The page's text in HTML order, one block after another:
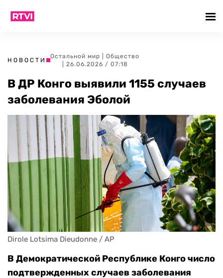
НОВОСТИ
Остальной мир
Общество
| 26.06.2026 / 07:18
В ДР Конго выявили 1155 случаев
заболевания Эболой
Dirole Lotsima Dieudonne / AP
В Демократической Республике Конго число
подтвержденных случаев заболевания